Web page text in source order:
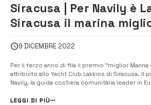
Siracusa | Per Navily è
Siracusa il marina
9 DICEMBRE 2022
Per il terzo anno di fila il premio “miglior Marina
attribuito allo Yacht Club Lakkios di Siracusa. Il
Navily, la guida costiera comunitaria leader in
loro esperienze sui porti preferiti e gli
LEGGI DI PIÙ